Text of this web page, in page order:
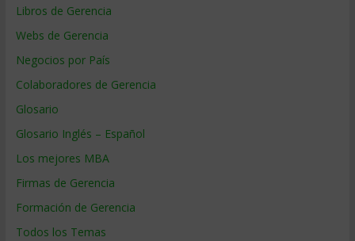
Libros de Gerencia
Webs de Gerencia
Negocios por País
Colaboradores de Gerencia
Glosario
Glosario Inglés – Español
Los mejores MBA
Firmas de Gerencia
Formación de Gerencia
Todos los Temas